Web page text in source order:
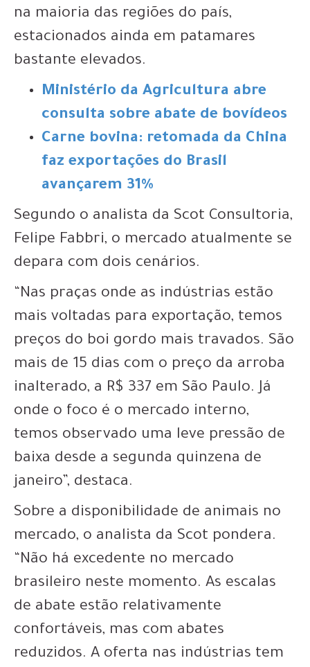
na maioria das regiões do país,
estacionados ainda em patamares
bastante elevados.
Ministério da Agricultura abre
consulta sobre abate de bovídeos
Carne bovina: retomada da China
faz exportações do Brasil
avançarem 31%
Segundo o analista da Scot Consultoria,
Felipe Fabbri, o mercado atualmente se
depara com dois cenários.
“Nas praças onde as indústrias estão
mais voltadas para exportação, temos
preços do boi gordo mais travados. São
mais de 15 dias com o preço da arroba
inalterado, a R$ 337 em São Paulo. Já
onde o foco é o mercado interno,
temos observado uma leve pressão de
baixa desde a segunda quinzena de
janeiro”, destaca.
Sobre a disponibilidade de animais no
mercado, o analista da Scot pondera.
“Não há excedente no mercado
brasileiro neste momento. As escalas
de abate estão relativamente
confortáveis, mas com abates
reduzidos. A oferta nas indústrias tem